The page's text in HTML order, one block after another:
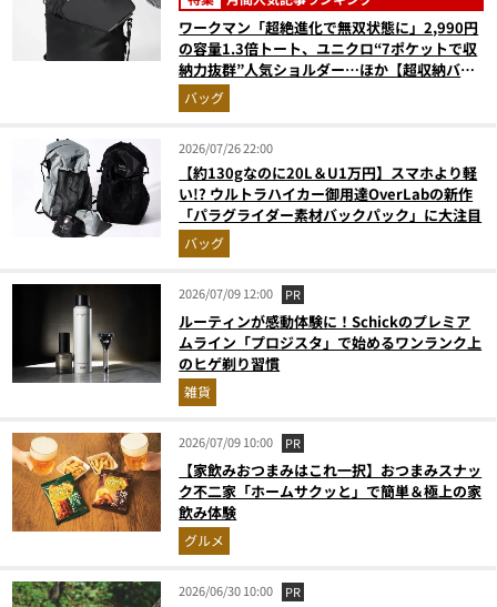
ワークマン「超絶進化で無双状態に」2,990円
の容量1.3倍トート、ユニクロ“7ポケットで収
納力抜群”人気ショルダー…ほか【超収納バッ
グの人気記事ランキングベスト3】（2026年6
月版）
バッグ
2026/07/26 22:00
【約130gなのに20L＆U1万円】スマホより軽
い!? ウルトラハイカー御用達OverLabの新作
「パラグライダー素材バックパック」に大注目
バッグ
2026/07/09 12:00 PR
ルーティンが感動体験に！Schickのプレミア
ムライン「プロジスタ」で始めるワンランク上
のヒゲ剃り習慣
雑貨
2026/07/09 10:00 PR
【家飲みおつまみはこれ一択】おつまみスナッ
ク不二家「ホームサクッと」で簡単＆極上の家
飲み体験
グルメ
2026/06/30 10:00 PR